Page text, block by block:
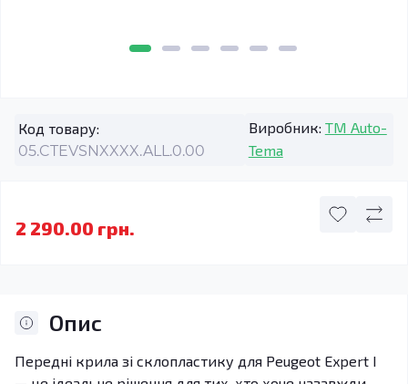
Код товару:
05.CTEVSNXXXX.ALL.0.00
Виробник: TM Auto-
Tema
2 290.00 грн.
Опис
Передні крила зі склопластику для Peugeot Expert I